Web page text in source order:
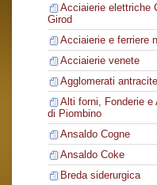
Acciaierie elettriche
Girod
Acciaierie e ferriere
Acciaierie venete
Agglomerati
Alti forni, Fonderie e
di Piombino
Ansaldo Cogne
Ansaldo Coke
Breda siderurgica